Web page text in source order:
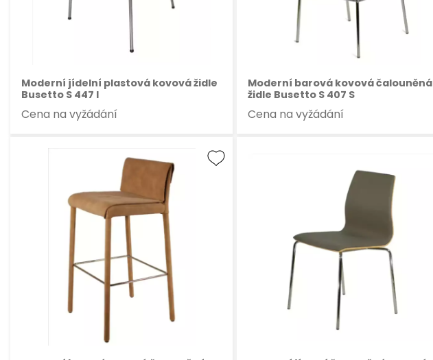
Moderní jídelní plastová kovová židle
Busetto S 447 I
Cena na vyžádání
Moderní barová kovová čalouněná
židle Busetto S 407 S
Cena na vyžádání